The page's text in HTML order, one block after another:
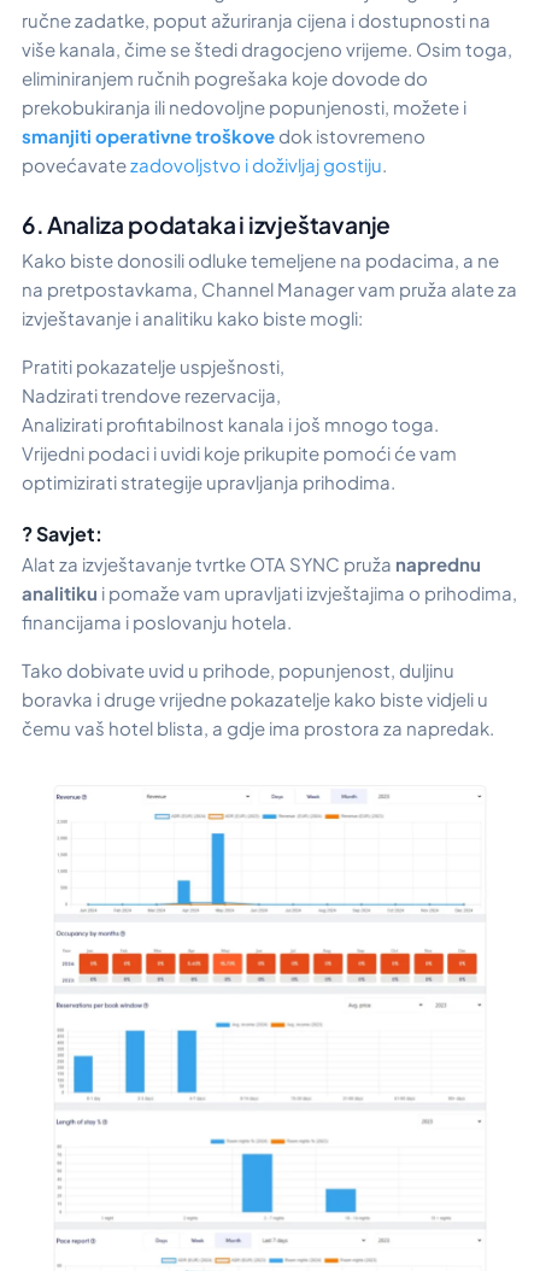
ručne zadatke, poput ažuriranja cijena i dostupnosti na
više kanala, čime se štedi dragocjeno vrijeme. Osim toga,
eliminiranjem ručnih pogrešaka koje dovode do
prekobukiranja ili nedovoljne popunjenosti, možete i
smanjiti operativne troškove dok istovremeno
povećavatezadovoljstvo i doživljaj gostiju.
6. Analiza podataka i izvještavanje
Kako biste donosili odluke temeljene na podacima, a ne
na pretpostavkama, Channel Manager vam pruža alate za
izvještavanje i analitiku kako biste mogli:
Pratiti pokazatelje uspješnosti,
Nadzirati trendove rezervacija,
Analizirati profitabilnost kanala i još mnogo toga.
Vrijedni podaci i uvidi koje prikupite pomoći će vam
optimizirati strategije upravljanja prihodima.
? Savjet:
Alat za izvještavanje tvrtke OTA SYNC pruža naprednu
analitiku i pomaže vam upravljati izvještajima o prihodima,
financijama i poslovanju hotela.
Tako dobivate uvid u prihode, popunjenost, duljinu
boravka i druge vrijedne pokazatelje kako biste vidjeli u
čemu vaš hotel blista, a gdje ima prostora za napredak.